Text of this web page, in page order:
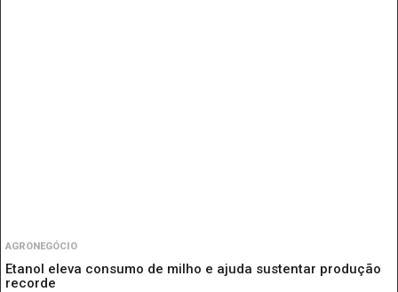
AGRONEGÓCIO
Etanol eleva consumo de milho e ajuda sustentar produção
recorde